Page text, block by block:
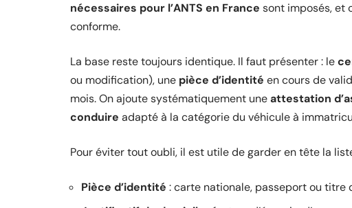
nécessaires pour l’ANTS en France sont imposés, et
conforme.
La base reste toujours identique. Il faut présenter : le
ou modification), une pièce d’identité en cours de
mois. On ajoute systématiquement uneattestation
conduire adapté à la catégorie du véhicule à
Pour éviter tout oubli, il est utile de garder en tête la
Pièce d’identité : carte nationale, passeport ou titre